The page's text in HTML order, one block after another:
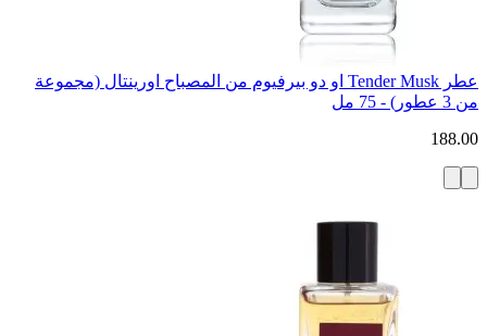
عطر Tender Musk او دو بيرفيوم من المصباح اورينتال (مجموعة
من 3 عطور) - 75 مل
188.00